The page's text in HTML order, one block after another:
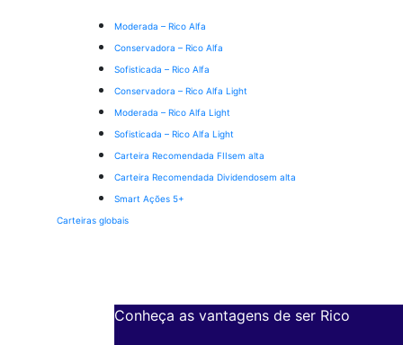
Moderada – Rico Alfa
Conservadora – Rico Alfa
Sofisticada – Rico Alfa
Conservadora – Rico Alfa Light
Moderada – Rico Alfa Light
Sofisticada – Rico Alfa Light
Carteira Recomendada FIIsem alta
Carteira Recomendada Dividendosem alta
Smart Ações 5+
Carteiras globais
Conheça as vantagens de ser Rico